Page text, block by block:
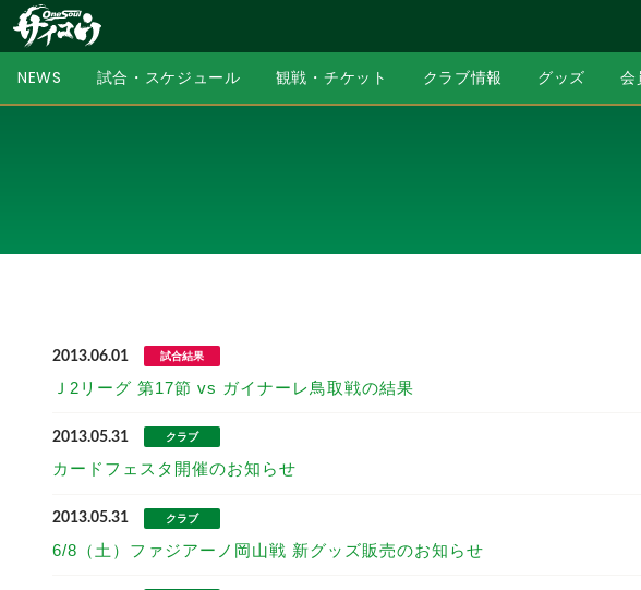
NEWS 試合・スケジュール 観戦・チケット クラブ情報 グッズ 会
2013.06.01 試合結果
Ｊ2リーグ 第17節 vs ガイナーレ鳥取戦の結果
2013.05.31 クラブ
カードフェスタ開催のお知らせ
2013.05.31 クラブ
6/8（土）ファジアーノ岡山戦 新グッズ販売のお知らせ